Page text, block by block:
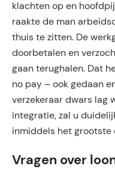
klachten op en
raakte de man
thuis te zitten. De
doorbetalen en
gaan terughalen. Dat
no pay – ook gedaan
verzekeraar dwars lag
integratie, zal u
inmiddels het grootste
Vragen over